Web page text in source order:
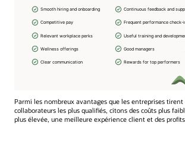
Parmi les nombreux avantages que les entreprises
collaborateurs les plus qualifiés, citons des coûts plus
plus élevée, une meilleure expérience client et des